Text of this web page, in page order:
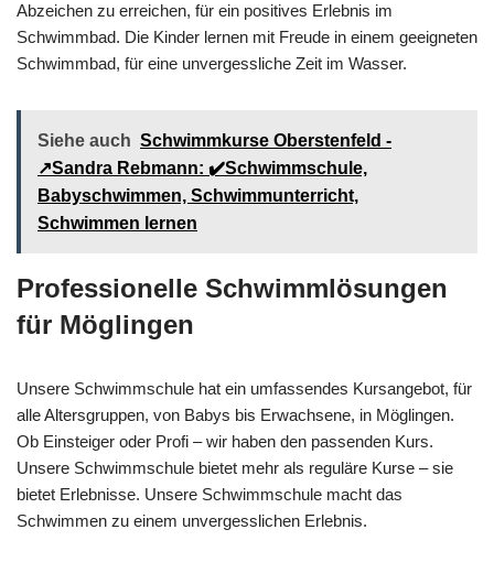
Abzeichen zu erreichen, für ein positives Erlebnis im
Schwimmbad. Die Kinder lernen mit Freude in einem geeigneten
Schwimmbad, für eine unvergessliche Zeit im Wasser.
Siehe auch Schwimmkurse Oberstenfeld -
↗️Sandra Rebmann: ✔️Schwimmschule,
Babyschwimmen, Schwimmunterricht,
Schwimmen lernen
Professionelle Schwimmlösungen
für Möglingen
Unsere Schwimmschule hat ein umfassendes Kursangebot, für
alle Altersgruppen, von Babys bis Erwachsene, in Möglingen.
Ob Einsteiger oder Profi – wir haben den passenden Kurs.
Unsere Schwimmschule bietet mehr als reguläre Kurse – sie
bietet Erlebnisse. Unsere Schwimmschule macht das
Schwimmen zu einem unvergesslichen Erlebnis.